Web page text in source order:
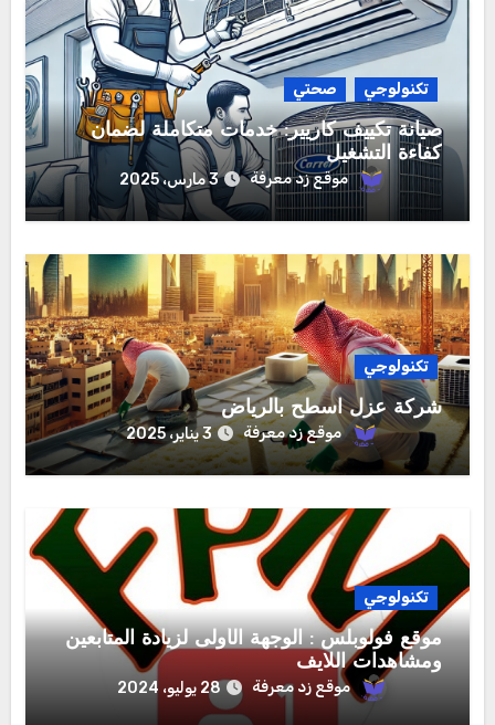
تكنولوجي صحتي
صيانة تكييف كاريير: خدمات متكاملة لضمان
كفاءة التشغيل
موقع زد معرفة 3 مارس، 2025
تكنولوجي
شركة عزل اسطح بالرياض
موقع زد معرفة 3 يناير، 2025
تكنولوجي
موقع فولوبلس : الوجهة الأولى لزيادة المتابعين
ومشاهدات اللايف‏
موقع زد معرفة 28 يوليو، 2024